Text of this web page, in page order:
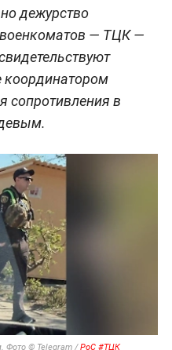
дежурство
военкоматов — ТЦК —
сопротивления в
Фото © Telegram /РоС #ТЦК